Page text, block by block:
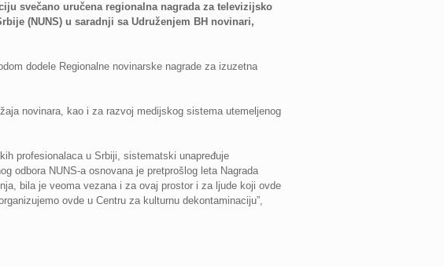
svečano uručena regionalna nagrada za televizijsko
(NUNS) u saradnji sa Udruženjem BH novinari,
dodele Regionalne novinarske nagrade za izuzetna
novinara, kao i za razvoj medijskog sistema utemeljenog
profesionalaca u Srbiji, sistematski unapređuje
odbora NUNS-a osnovana je pretprošlog leta Nagrada
bila je veoma vezana i za ovaj prostor i za ljude koji ovde
ovde u Centru za kulturnu dekontaminaciju”,